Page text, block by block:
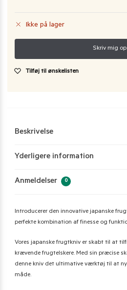
Ikke på lager
Tilføj til ønskelisten
Beskrivelse
Yderligere information
Anmeldelser 0
Introducerer den innovative japanske
perfekte kombination af finesse og
Vores japanske frugtkniv er skabt til at
krævende frugtelskere. Med sin præcise
denne kniv det ultimative værktøj til at
måde.